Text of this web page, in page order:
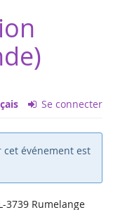
Se connecter
événement est
3739 Rumelange